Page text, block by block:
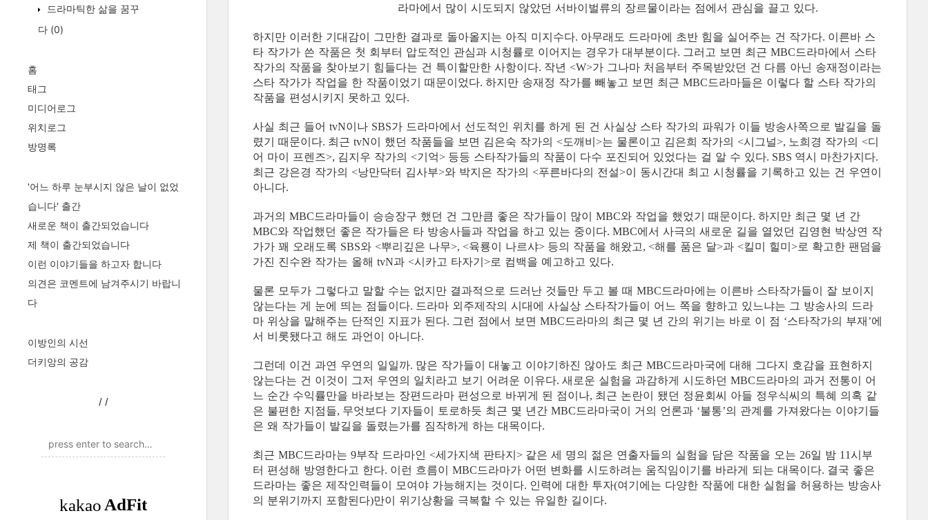
드라마틱한 삶을 꿈꾸
다 (0)
홈
태그
미디어로그
위치로그
방명록
'어느 하루 눈부시지 않은 날이 없었
습니다' 출간
새로운 책이 출간되었습니다
제 책이 출간되었습니다
이런 이야기들을 하고자 합니다
의견은 코멘트에 남겨주시기 바랍니
다
이방인의 시선
더키앙의 공감
/ /
라마에서 많이 시도되지 않았던 서바이벌류의 장르물이라는 점에서 관심을 끌고 있다.
하지만 이러한 기대감이 그만한 결과로 돌아올지는 아직 미지수다. 아무래도 드라마에 초반 힘을 실어주는 건 작가다. 이른바 스
타 작가가 쓴 작품은 첫 회부터 압도적인 관심과 시청률로 이어지는 경우가 대부분이다. 그러고 보면 최근 MBC드라마에서 스타
작가의 작품을 찾아보기 힘들다는 건 특이할만한 사항이다. 작년 <W>가 그나마 처음부터 주목받았던 건 다름 아닌 송재정이라는
스타 작가가 작업을 한 작품이었기 때문이었다. 하지만 송재정 작가를 빼놓고 보면 최근 MBC드라마들은 이렇다 할 스타 작가의
작품을 편성시키지 못하고 있다.
사실 최근 들어 tvN이나 SBS가 드라마에서 선도적인 위치를 하게 된 건 사실상 스타 작가의 파워가 이들 방송사쪽으로 발길을 돌
렸기 때문이다. 최근 tvN이 했던 작품들을 보면 김은숙 작가의 <도깨비>는 물론이고 김은희 작가의 <시그널>, 노희경 작가의 <디
어 마이 프렌즈>, 김지우 작가의 <기억> 등등 스타작가들의 작품이 다수 포진되어 있었다는 걸 알 수 있다. SBS 역시 마찬가지다.
최근 강은경 작가의 <낭만닥터 김사부>와 박지은 작가의 <푸른바다의 전설>이 동시간대 최고 시청률을 기록하고 있는 건 우연이
아니다.
과거의 MBC드라마들이 승승장구 했던 건 그만큼 좋은 작가들이 많이 MBC와 작업을 했었기 때문이다. 하지만 최근 몇 년 간
MBC와 작업했던 좋은 작가들은 타 방송사들과 작업을 하고 있는 중이다. MBC에서 사극의 새로운 길을 열었던 김영현 박상연 작
가가 꽤 오래도록 SBS와 <뿌리깊은 나무>, <육룡이 나르샤> 등의 작품을 해왔고, <해를 품은 달>과 <킬미 힐미>로 확고한 팬덤을
가진 진수완 작가는 올해 tvN과 <시카고 타자기>로 컴백을 예고하고 있다.
물론 모두가 그렇다고 말할 수는 없지만 결과적으로 드러난 것들만 두고 볼 때 MBC드라마에는 이른바 스타작가들이 잘 보이지
않는다는 게 눈에 띄는 점들이다. 드라마 외주제작의 시대에 사실상 스타작가들이 어느 쪽을 향하고 있느냐는 그 방송사의 드라
마 위상을 말해주는 단적인 지표가 된다. 그런 점에서 보면 MBC드라마의 최근 몇 년 간의 위기는 바로 이 점 ‘스타작가의 부재’에
서 비롯됐다고 해도 과언이 아니다.
그런데 이건 과연 우연의 일일까. 많은 작가들이 대놓고 이야기하진 않아도 최근 MBC드라마국에 대해 그다지 호감을 표현하지
않는다는 건 이것이 그저 우연의 일치라고 보기 어려운 이유다. 새로운 실험을 과감하게 시도하던 MBC드라마의 과거 전통이 어
느 순간 수익률만을 바라보는 장편드라마 편성으로 바뀌게 된 점이나, 최근 논란이 됐던 정윤회씨 아들 정우식씨의 특혜 의혹 같
은 불편한 지점들, 무엇보다 기자들이 토로하듯 최근 몇 년간 MBC드라마국이 거의 언론과 ‘불통’의 관계를 가져왔다는 이야기들
은 왜 작가들이 발길을 돌렸는가를 짐작하게 하는 대목이다.
최근 MBC드라마는 9부작 드라마인 <세가지색 판타지> 같은 세 명의 젊은 연출자들의 실험을 담은 작품을 오는 26일 밤 11시부
터 편성해 방영한다고 한다. 이런 흐름이 MBC드라마가 어떤 변화를 시도하려는 움직임이기를 바라게 되는 대목이다. 결국 좋은
드라마는 좋은 제작인력들이 모여야 가능해지는 것이다. 인력에 대한 투자(여기에는 다양한 작품에 대한 실험을 허용하는 방송사
의 분위기까지 포함된다)만이 위기상황을 극복할 수 있는 유일한 길이다.